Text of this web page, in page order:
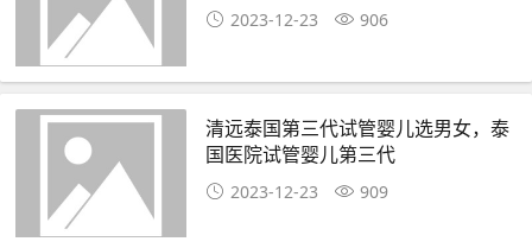
2023-12-23 906
清远泰国第三代试管婴儿选男女，泰
国医院试管婴儿第三代
2023-12-23 909